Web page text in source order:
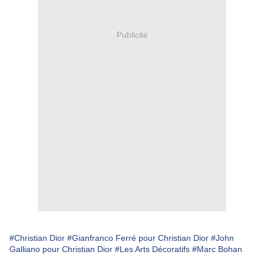
Publicité
#Christian Dior #Gianfranco Ferré pour Christian Dior #John
Galliano pour Christian Dior #Les Arts Décoratifs #Marc Bohan